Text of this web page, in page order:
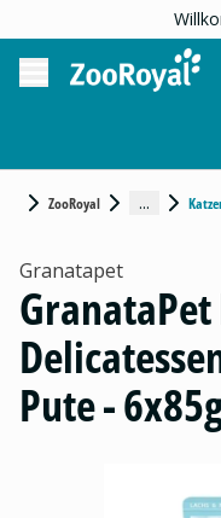
ZooRoyal ...
Granatapet
GranataPet
Pute -